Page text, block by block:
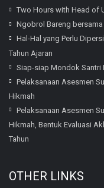
Two Hours with Head of
Ngobrol Bareng bersama
Hal-Hal yang Perlu
Tahun Ajaran
Siap-siap Mondok Santri
Pelaksanaan Asesmen
Hikmah
Pelaksanaan Asesmen
Hikmah, Bentuk Evaluasi
Tahun
OTHER LINKS